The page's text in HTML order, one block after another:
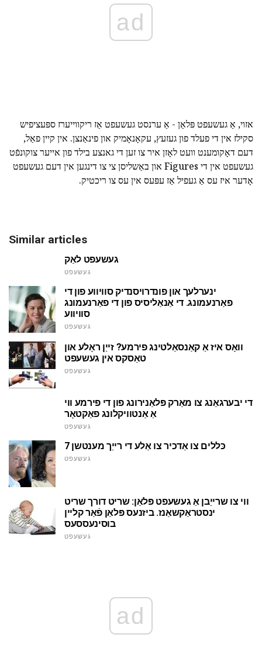
ad
אזוי, אַ געשעפט פּלאַן - אַ ערנסט געשעפט אַז ריקווייערז ספּעציפיש
סקילז אין די פעלד פון געזעץ, עקאָנאָמיק און פינאַנצן. אין קיין פאַל,
דעם דאָקומענט וועט לאָזן איר צו זען די גאנצע בילד פון אייער צוקונפֿט
געשעפט אין די Figures און באַשליסן צי צו דינגען אין דעם געשעפט
אָדער איז עס אַ געפיל אַז עפּעס אין עס צו ריכטיק.
Similar articles
געשעפט לאַק
געשעפט
ינערלעך און פונדרויסנדיק סוויווע פון די
פאַרנעמונג. די אַנאַליסיס פון די פאַרנעמונג
סוויווע
געשעפט
וואָס איז אַ קאַנסאַלטינג פירמע? זייַן ראָלע און
טאַסקס אין געשעפט
געשעפט
די יבערגאַנג צו מאַרק פּלאַנירונג פון די פירמע ווי
אַ אַנטוויקלונג פאַקטאָר
געשעפט
7 כּללים צו אַדכיר צו אַלע די רייַך מענטשן
געשעפט
ווי צו שרייַבן אַ געשעפט פּלאַן: שריט דורך שריט
ינסטראַקשאַנז. ביזנעס פּלאַן פֿאַר קליין
בוסינעססעס
געשעפט
ad